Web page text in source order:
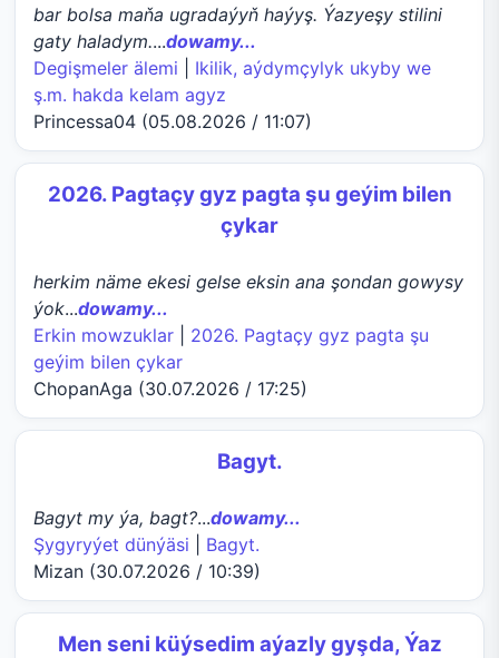
bar bolsa maňa ugradaýyň haýyş. Ýazyeşy stilini
gaty haladym....dowamy...
Degişmeler älemi
Ikilik, aýdymçylyk ukyby we
ş.m. hakda kelam agyz
Princessa04 (05.08.2026 / 11:07)
2026. Pagtaçy gyz pagta şu geýim bilen
çykar
herkim näme ekesi gelse eksin ana şondan gowysy
ýok...dowamy...
Erkin mowzuklar
2026. Pagtaçy gyz pagta şu
geýim bilen çykar
ChopanAga (30.07.2026 / 17:25)
Bagyt.
Bagyt my ýa, bagt?...dowamy...
Şygyryýet dünýäsi
Bagyt.
Mizan (30.07.2026 / 10:39)
Men seni küýsedim aýazly gyşda, Ýaz